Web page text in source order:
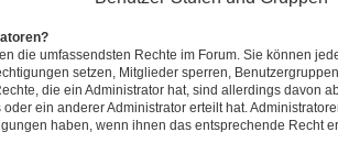
die umfassendsten Rechte im Forum. Sie können
setzen, Mitglieder sperren,
die ein Administrator hat, sind allerdings davon
ein anderer Administrator erteilt hat.
haben, wenn ihnen das entsprechende Recht